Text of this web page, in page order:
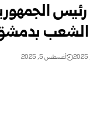
أغسطس 5, 2025